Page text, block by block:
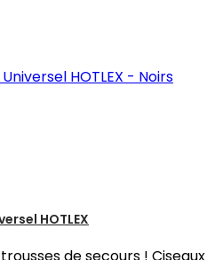
HOTLEX